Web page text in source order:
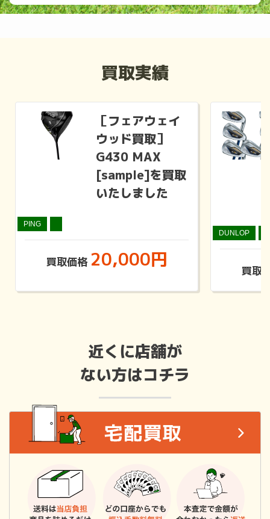
買取実績
［フェアウェイ
ウッド買取］
G430 MAX
[sample]を買取
いたしました
PING
買取価格 20,000円
DUNLOP
買取
近くに店舗が
ない方はコチラ